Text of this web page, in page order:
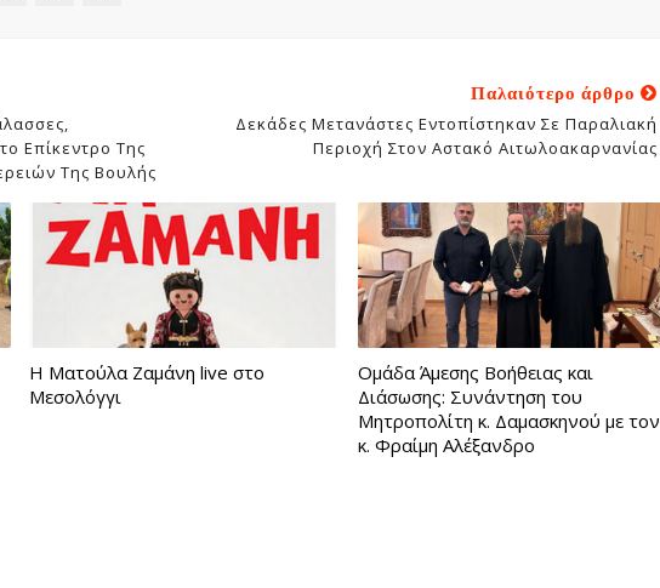
Επίκεντρο Της
Της Βουλής
Παλαιότερο άρθρο
Δεκάδες Μετανάστες Εντοπίστηκαν Σε Παραλιακή
Περιοχή Στον Αστακό Αιτωλοακαρνανίας
Η Ματούλα Ζαμάνη live στο
Μεσολόγγι
Ομάδα Άμεσης Βοήθειας και
Διάσωσης: Συνάντηση του
Μητροπολίτη κ. Δαμασκηνού με τον
κ. Φραίμη Αλέξανδρο